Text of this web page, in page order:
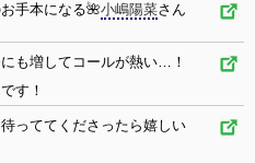
手本になる🌺小嶋陽菜さん
も増してコールが熱い…！
す！
っててくださったら嬉しい